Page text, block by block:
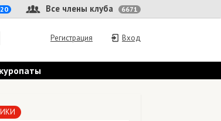
Все члены клуба 6671
Вход
Регистрация
куропаты